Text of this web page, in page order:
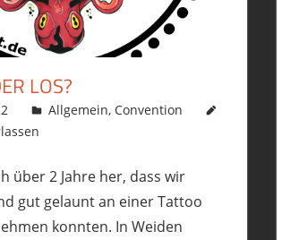
LOS?
philofax
Allgemein, Convention
über 2 Jahre her, dass wir
gut gelaunt an einer Tattoo
konnten. In Weiden